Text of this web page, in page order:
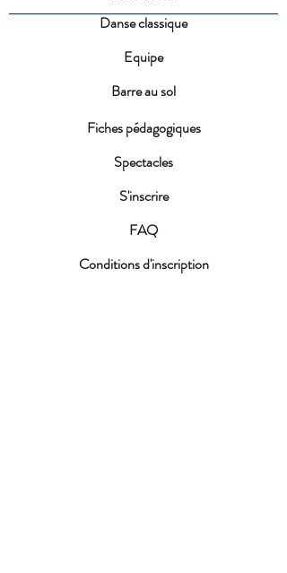
Danse classique
Equipe
Barre au sol
Fiches pédagogiques
Spectacles
S'inscrire
FAQ
Conditions d'inscription